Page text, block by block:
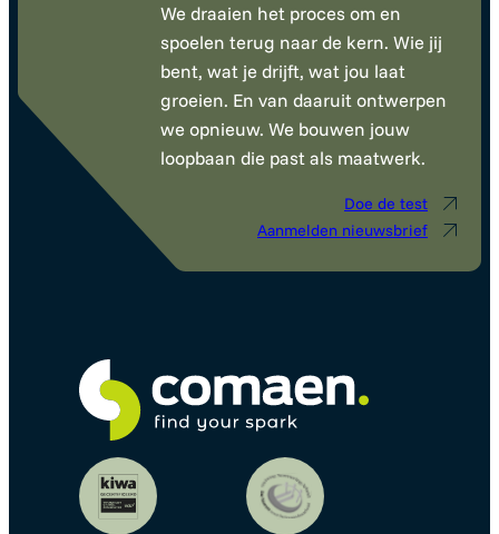
We draaien het proces om en
spoelen terug naar de kern. Wie jij
bent, wat je drijft, wat jou laat
groeien. En van daaruit ontwerpen
we opnieuw. We bouwen jouw
loopbaan die past als maatwerk.
Doe de test
Aanmelden nieuwsbrief